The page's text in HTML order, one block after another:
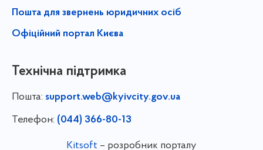
Пошта для звернень юридичних осіб
Офіційний портал Києва
Технічна підтримка
Пошта: support.web@kyivcity.gov.ua
Телефон: (044) 366-80-13
Kitsoft – розробник порталу